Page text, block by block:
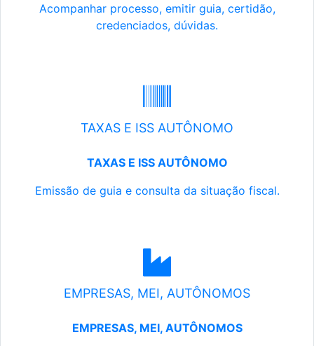
Acompanhar processo, emitir guia, certidão,
credenciados, dúvidas.
TAXAS E ISS AUTÔNOMO
TAXAS E ISS AUTÔNOMO
Emissão de guia e consulta da situação fiscal.
EMPRESAS, MEI, AUTÔNOMOS
EMPRESAS, MEI, AUTÔNOMOS